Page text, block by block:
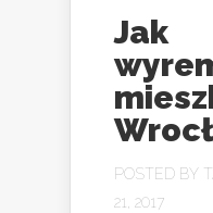
Jak
POSTED BY
21, 2017